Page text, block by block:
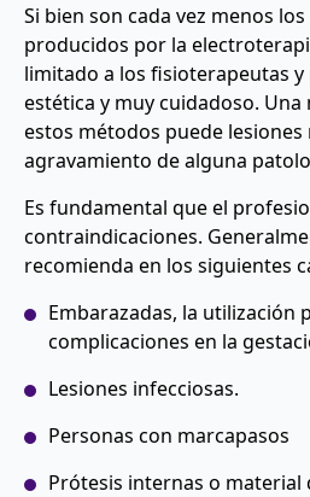
Si bien son cada vez menos
producidos por la
limitado a los fisioterapeutas
estética y muy cuidadoso.
estos métodos puede lesiones
agravamiento de alguna
Es fundamental que el
contraindicaciones.
recomienda en los siguientes
Embarazadas, la utilización
complicaciones en la
Lesiones infecciosas.
Personas con marcapasos
Prótesis internas o material